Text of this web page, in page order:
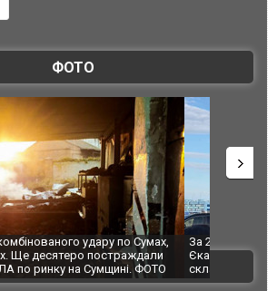
ФОТО
від кордону з Україною: в
після атаки дронів загорівся
ФОТО. ВІДЕО
"Мої
ВІДЕО